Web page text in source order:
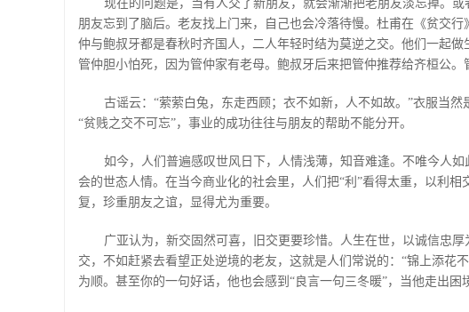
现在的问题是，当有人交了新朋友，就会渐渐把老朋友淡忘掉。
朋友忘到了脑后。老友找上门来，自己也会冷落待慢。杜甫在《贫交
仲与鲍叔牙都是春秋时齐国人，二人年轻时结为莫逆之交。他们一起
管仲胆小怕死，因为管仲家有老母。鲍叔牙后来把管仲推荐给齐桓公
古谣云：“萦萦白兔，东走西顾；衣不如新，人不如故。”衣服当
“贫贱之交不可忘”，事业的成功往往与朋友的帮助不能分开。
如今，人们普遍感叹世风日下，人情浅薄，知音难逢。不唯今人
会的世态人情。在当今商业化的社会里，人们把“利”看得太重，以利
复，珍重朋友之谊，显得尤为重要。
广亚认为，新交固然可喜，旧交更要珍惜。人生在世，以诚信忠
交，不如赶紧去看望正处逆境的老友，这就是人们常说的：“锦上添花
为顺。甚至你的一句好话，他也会感到“良言一句三冬暖”，当他走出困